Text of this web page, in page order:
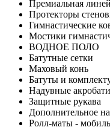
Премиальная
Протекторы
Гимнастические
Мостики
ВОДНОЕ ПОЛО
Батутные сетки
Маховый конь
Батуты и
Надувные
Защитные рукава
Дополнительное
Ролл-маты -